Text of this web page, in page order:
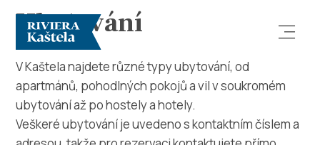
Ubytování
V Kaštela najdete různé typy ubytování, od
apartmánů, pohodlných pokojů a vil v soukromém
ubytování až po hostely a hotely.
Veškeré ubytování je uvedeno s kontaktním číslem a